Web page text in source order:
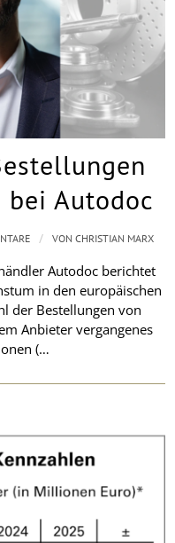
Autodoc
Autodoc berichtet
in den europäischen
der Bestellungen von
Anbieter vergangenes
(…
/ VONCHRISTIAN MARX